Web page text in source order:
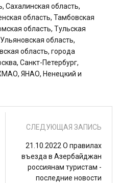
Сахалинская область,
область, Тамбовская
область, Тульская
область,
область, города
Санкт-Петербург,
ЯНАО, Ненецкий и
СЛЕДУЮЩАЯ ЗАПИСЬ
21.10.2022 О правилах
въезда в Азербайджан
россиянам туристам -
последние новости